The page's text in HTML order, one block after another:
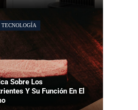
Sobre Los
Y Su Función En El